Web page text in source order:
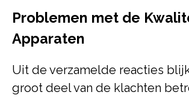
Problemen met de
Apparaten
Uit de verzamelde reacties
groot deel van de klachten